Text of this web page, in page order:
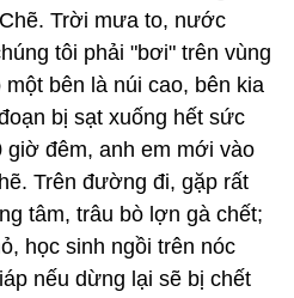
Trời mưa to, nước
tôi phải "bơi" trên vùng
bên là núi cao, bên kia
bị sạt xuống hết sức
giờ đêm, anh em mới vào
Trên đường đi, gặp rất
tâm, trâu bò lợn gà chết;
học sinh ngồi trên nóc
nếu dừng lại sẽ bị chết